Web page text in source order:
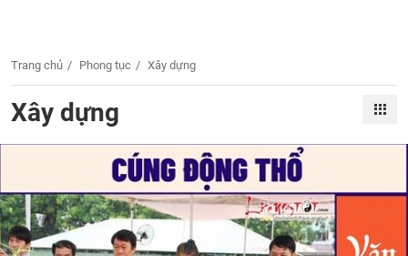
Trang chủ Phong tục Xây dựng
Xây dựng